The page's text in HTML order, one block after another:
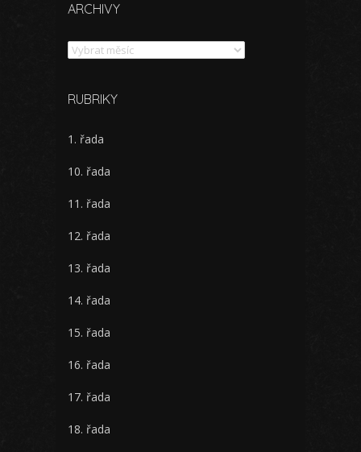
ARCHIVY
Archivy
RUBRIKY
1. řada
10. řada
11. řada
12. řada
13. řada
14. řada
15. řada
16. řada
17. řada
18. řada